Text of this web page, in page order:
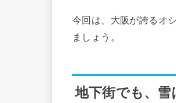
今回は、大阪が誇るオ
ましょう。
地下街でも、雪